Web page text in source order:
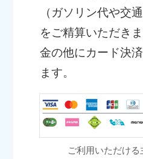
（ガソリン代や交
をご精算いただき
金の他にカード決
ます。
ご利用いただけ